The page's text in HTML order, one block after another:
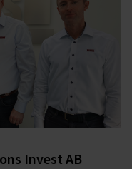
Invest AB